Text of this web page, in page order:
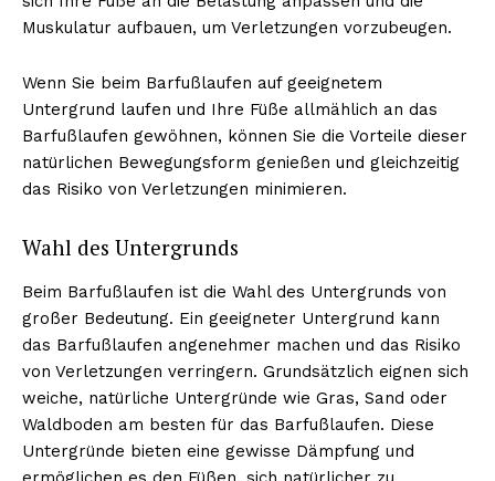
Muskulatur aufbauen, um Verletzungen vorzubeugen.
Wenn Sie beim Barfußlaufen auf geeignetem
Untergrund laufen und Ihre Füße allmählich an das
Barfußlaufen gewöhnen, können Sie die Vorteile dieser
natürlichen Bewegungsform genießen und gleichzeitig
das Risiko von Verletzungen minimieren.
Wahl des Untergrunds
Beim Barfußlaufen ist die Wahl des Untergrunds von
großer Bedeutung. Ein geeigneter Untergrund kann
das Barfußlaufen angenehmer machen und das Risiko
von Verletzungen verringern. Grundsätzlich eignen sich
weiche, natürliche Untergründe wie Gras, Sand oder
Waldboden am besten für das Barfußlaufen. Diese
Untergründe bieten eine gewisse Dämpfung und